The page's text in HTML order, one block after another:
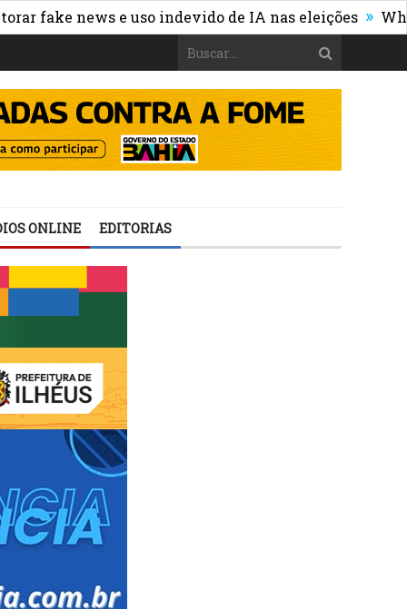
news e uso indevido de IA nas eleições »
ONLINE EDITORIAS